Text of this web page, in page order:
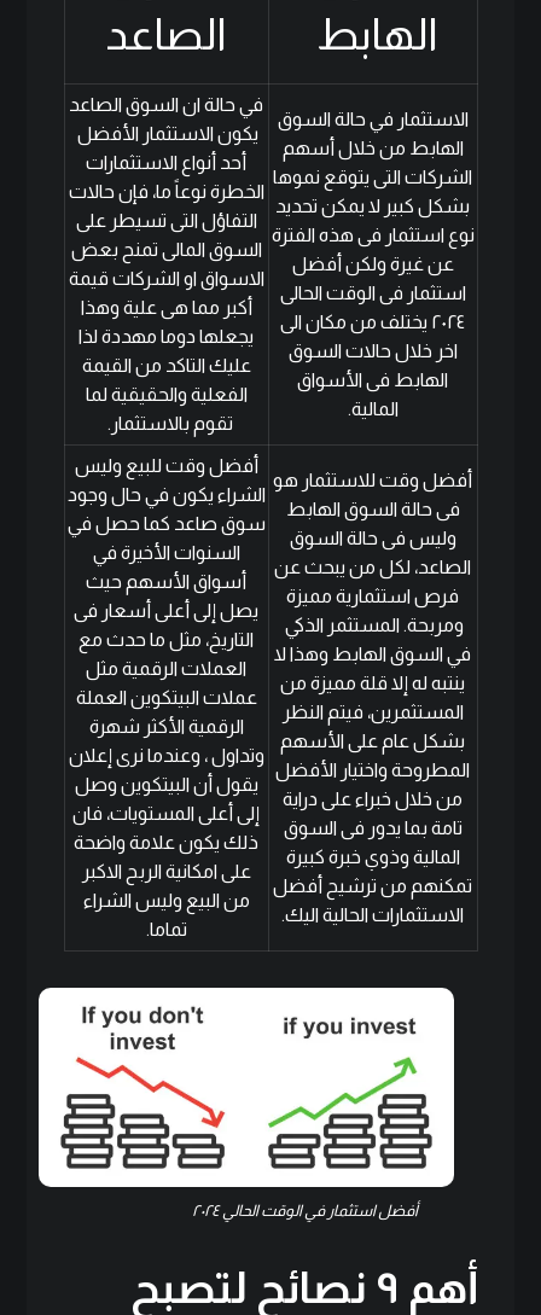
الهابط
الصاعد
الاستثمار في حالة السوق
الهابط من خلال أسهم
الشركات التى يتوقع نموها
بشكل كبير لا يمكن تحديد
نوع استثمار فى هذه الفترة
عن غيرة ولكن أفضل
استثمار فى الوقت الحالى
٢٠٢٤ يختلف من مكان الى
اخر خلال حالات السوق
الهابط فى الأسواق
المالية.
في حالة ان السوق الصاعد
يكون الاستثمار الأفضل
أحد أنواع الاستثمارات
الخطرة نوعاً ما، فإن حالات
التفاؤل التى تسيطر على
السوق المالى تمنح بعض
الاسواق او الشركات قيمة
أكبر مما هى علية وهذا
يجعلها دوما مهددة لذا
عليك التاكد من القيمة
الفعلية والحقيقية لما
تقوم بالاستثمار.
أفضل وقت للاستثمار هو
فى حالة السوق الهابط
وليس فى حالة السوق
الصاعد، لكل من يبحث عن
فرص استثمارية مميزة
ومربحة. المستثمر الذكي
في السوق الهابط وهذا لا
ينتبه له إلا قلة مميزة من
المستثمرين، فيتم النظر
بشكل عام على الأسهم
المطروحة واختيار الأفضل
من خلال خبراء على دراية
تامة بما يدور فى السوق
المالية وذوي خبرة كبيرة
تمكنهم من ترشيح أفضل
الاستثمارات الحالية اليك.
أفضل وقت للبيع وليس
الشراء يكون في حال وجود
سوق صاعد كما حصل في
السنوات الأخيرة في
أسواق الأسهم حيث
يصل إلى أعلى أسعار فى
التاريخ، مثل ما حدث مع
العملات الرقمية مثل
عملات البيتكوين العملة
الرقمية الأكثر شهرة
وتداول ، وعندما نرى إعلان
يقول أن البيتكوين وصل
إلى أعلى المستويات، فان
ذلك يكون علامة واضحة
على امكانية الربح الاكبر
من البيع وليس الشراء
تماما.
أفضل استثمار في الوقت الحالي ٢٠٢٤
أهم ٩ نصائح لتصبح